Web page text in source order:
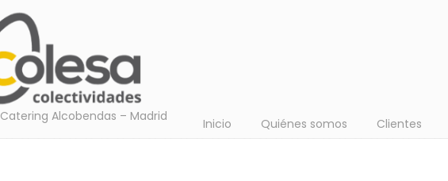
Catering Alcobendas – Madrid Inicio Quiénes somos Clientes